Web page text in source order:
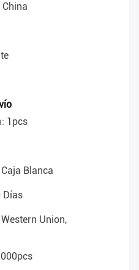
1pcs
Caja Blanca
Días
Union,